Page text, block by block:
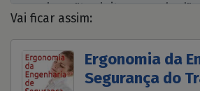
Vai ficar assim:
Ergonomia da
Segurança do